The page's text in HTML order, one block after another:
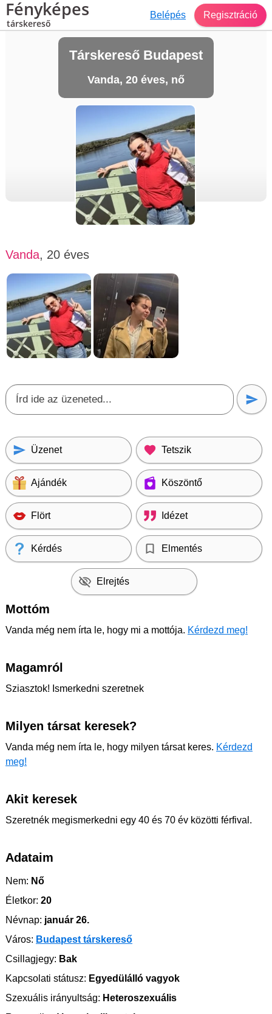
Fényképes
társkereső
Belépés Regisztráció
Társkereső Budapest
Vanda, 20 éves, nő
Vanda, 20 éves
Üzenet Tetszik
Ajándék Köszöntő
Flört Idézet
Kérdés Elmentés
Elrejtés
Mottóm
Vanda még nem írta le, hogy mi a mottója. Kérdezd meg!
Magamról
Sziasztok! Ismerkedni szeretnek
Milyen társat keresek?
Vanda még nem írta le, hogy milyen társat keres. Kérdezd
meg!
Akit keresek
Szeretnék megismerkedni egy 40 és 70 év közötti férfival.
Adataim
Nem: Nő
Életkor: 20
Névnap: január 26.
Város: Budapest társkereső
Csillagjegy: Bak
Kapcsolati státusz: Egyedülálló vagyok
Szexuális irányultság: Heteroszexuális